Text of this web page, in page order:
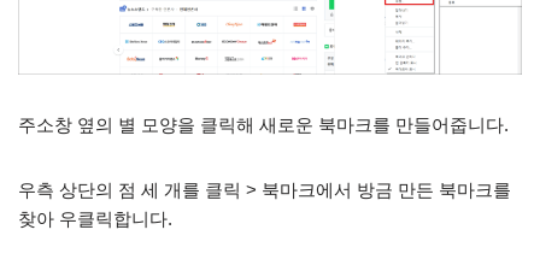
주소창 옆의 별 모양을 클릭해 새로운 북마크를 만들어줍니다.
우측 상단의 점 세 개를 클릭 > 북마크에서 방금 만든 북마크를
찾아 우클릭합니다.